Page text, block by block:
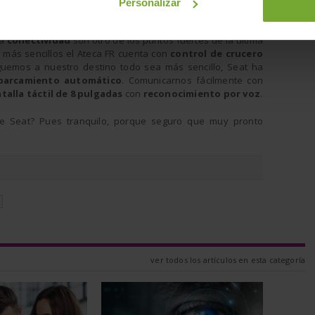
Personalizar
mundo de la competición.
conectividadson otro de los puntos fuertes de la última
sencillos el Ateca FR cuenta con control de crucero
a nuestro destino todo sea más sencillo, Seat ha
automático. Comunicarnos fácilmente con
táctil de 8 pulgadas con reconocimiento por voz.
Seat? Pues tranquilo, porque seguro que muy pronto
ver todos los artículos en esta categoría